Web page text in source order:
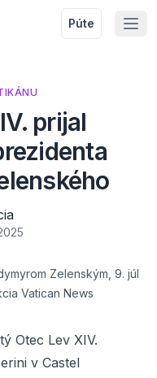
Púte
prijal
Zelenským, 9. júl
Vatican News
Otec Lev XIV.
v Castel